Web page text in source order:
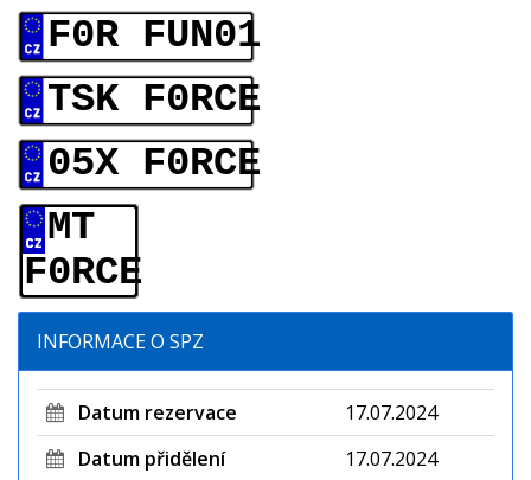
F0R FUN01
TSK F0RCE
05X F0RCE
MT
F0RCE
INFORMACE O SPZ
Datum rezervace
17.07.2024
Datum přidělení
17.07.2024